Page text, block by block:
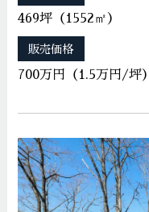
469坪（1552㎡）
販売価格
700万円（1.5万円/坪）